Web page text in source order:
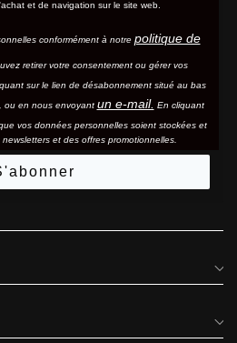
et de navigation sur le site web.
conformément à notre politique de
retirer votre consentement ou gérer vos
sur le lien de désabonnement situé au bas
ou en nous envoyant un e-mail. En cliquant
vos données personnelles soient stockées et
et des offres promotionnelles.